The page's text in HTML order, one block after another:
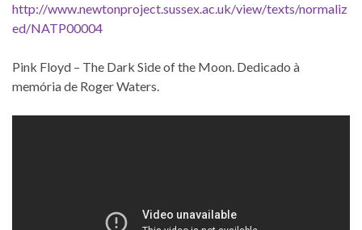
http://www.newtonproject.sussex.ac.uk/view/texts/normaliz
ed/NATP00004
Pink Floyd – The Dark Side of the Moon. Dedicado à
memória de Roger Waters.